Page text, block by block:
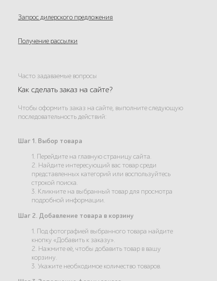
Запрос дилерского предложения
Получение рассылки
Часто задаваемые вопросы
Как сделать заказ на сайте?
Чтобы оформить заказ на сайте, выполните следующую
последовательность действий:
Шаг 1. Выбор товара
1. Перейдите на главную страницу сайта.
2. Найдите интересующий вас товар среди
представленных категорий или воспользуйтесь
строкой поиска.
3. Кликните на выбранный товар для просмотра
подробной информации.
Шаг 2. Добавление товара в корзину
1. Под фотографией выбранного товара найдите
кнопку «Добавить к заказу».
2. Нажмите её, чтобы добавить товар в вашу
корзину.
3. Укажите необходимое количество товаров.